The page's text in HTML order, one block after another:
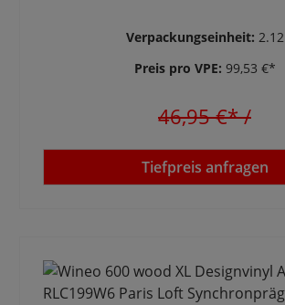
Verpackungseinheit: 2.12
Preis pro VPE: 99,53 €*
46,95 €*/
Tiefpreis anfragen